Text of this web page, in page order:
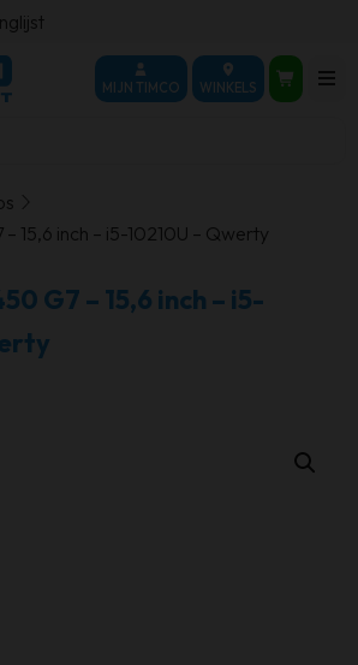
MIJN TIMCO WINKELS
15,6 inch – i5-10210U – Qwerty
G7 – 15,6 inch – i5-